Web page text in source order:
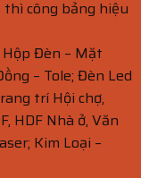
thì công bảng hiệu
Đèn – Mặt
– Tole; Đèn Led
trí Hội chợ,
HDF Nhà ở, Văn
Kim Loại –